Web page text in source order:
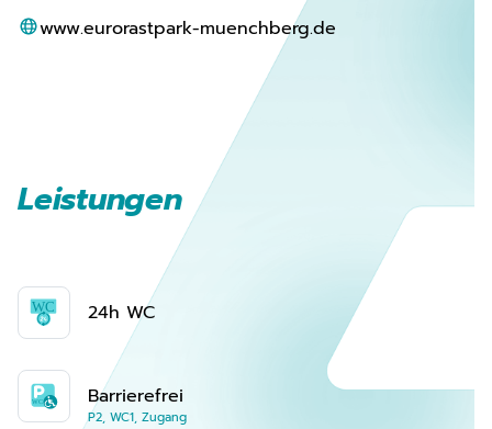
www.eurorastpark-muenchberg.de
Leistungen
24h WC
Barrierefrei
P2, WC1, Zugang